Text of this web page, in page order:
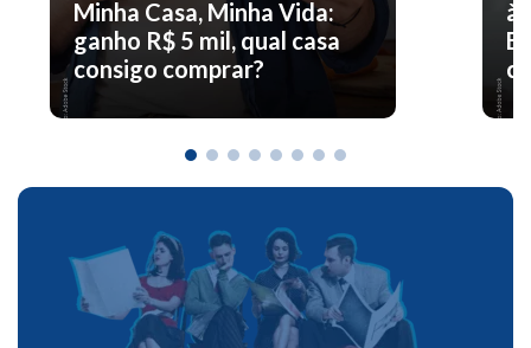
Minha Casa, Minha Vida:
ganho R$ 5 mil, qual casa
consigo comprar?
à